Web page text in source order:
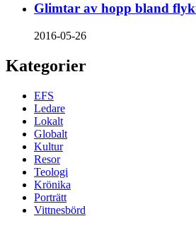
Glimtar av hopp bland
2016-05-26
Kategorier
EFS
Ledare
Lokalt
Globalt
Kultur
Resor
Teologi
Krönika
Porträtt
Vittnesbörd